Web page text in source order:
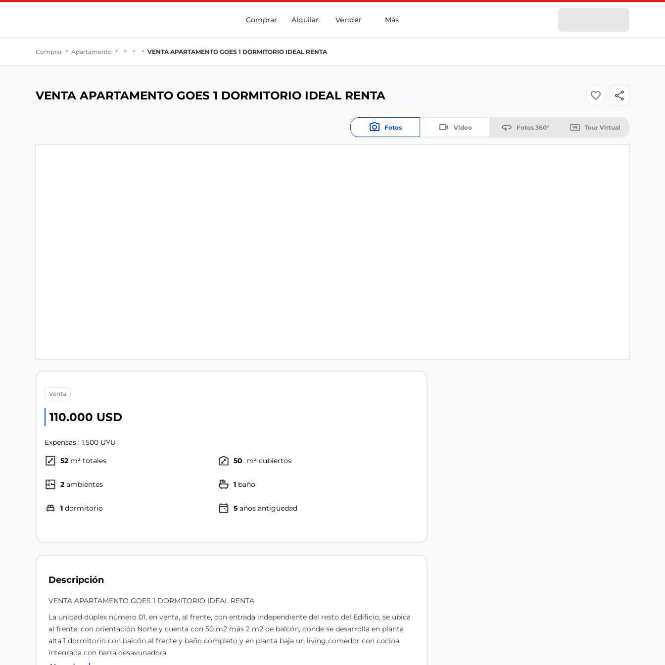
Comprar Alquilar Vender Más
Comprar > Apartamento > > > > VENTA APARTAMENTO GOES 1 DORMITORIO IDEAL RENTA
VENTA APARTAMENTO GOES 1 DORMITORIO IDEAL RENTA
Fotos Video Fotos 360° Tour Virtual
venta
110.000 USD
Expensas : 1.500 UYU
52 m² totales 50 m² cubiertos
2 ambientes 1 baño
1 dormitorio 5 años antigüedad
Descripción
VENTA APARTAMENTO GOES 1 DORMITORIO IDEAL RENTA
La unidad dúplex número 01, en venta, al frente, con entrada independiente del resto del Edificio, se ubica
al frente, con orientación Norte y cuenta con 50 m2 más 2 m2 de balcón, donde se desarrolla en planta
alta 1 dormitorio con balcón al frente y baño completo y en planta baja un living comedor con cocina
integrada con barra desayunadora.